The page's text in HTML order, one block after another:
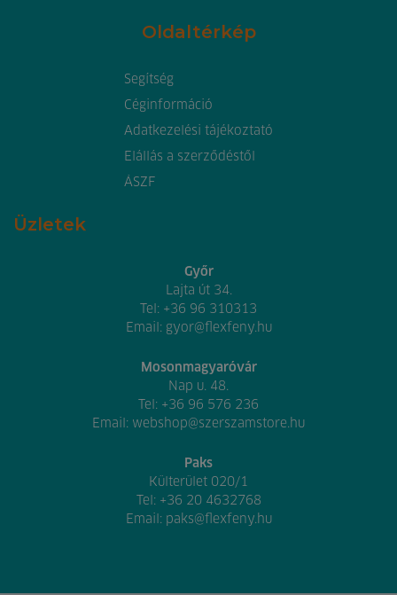
Oldaltérkép
Segítség
Céginformáció
Adatkezelési tájékoztató
Elállás a szerződéstől
ÁSZF
Üzletek
Győr
Lajta út 34.
Tel: +36 96 310313
Email: gyor@flexfeny.hu
Mosonmagyaróvár
Nap u. 48.
Tel: +36 96 576 236
Email: webshop@szerszamstore.hu
Paks
Külterület 020/1
Tel: +36 20 4632768
Email: paks@flexfeny.hu